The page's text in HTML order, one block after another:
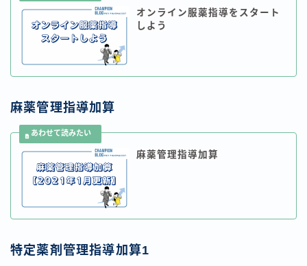
オンライン服薬指導をスタート
しよう
麻薬管理指導加算
麻薬管理指導加算
特定薬剤管理指導加算1